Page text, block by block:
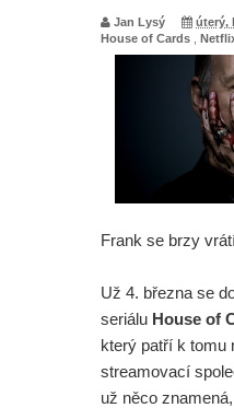
Jan Lysý
úterý,
House of Cards
Frank se brzy
Už 4. března se
seriálu House of
který patří k tomu
streamovací
už něco